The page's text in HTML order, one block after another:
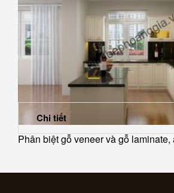
Phân biệt gỗ veneer và gỗ laminate,
Chi tiết